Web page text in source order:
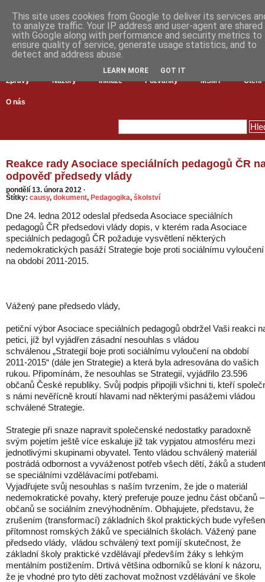
Zprávy Názory Inkluze Pozvánky MŠMT Čtení
O nás
Reakce rady Asociace speciálních pedagogů ČR
odpověď předsedy vlády
pondělí 13. února 2012 ·
Štítky: causy, dokument, Pedagogika, školství
Dne 24. ledna 2012 odeslal předseda Asociace speciálních
pedagogů ČR předsedovi vlády dopis, v kterém rada Asociace
speciálních pedagogů ČR požaduje vysvětlení některých
nedemokratických pasáží Strategie boje proti sociálnímu vyloučení
na období 2011-2015.
Vážený pane předsedo vlády,
petiční výbor Asociace speciálních pedagogů obdržel Vaši reakci
petici, jíž byl vyjádřen zásadní nesouhlas s vládou
schválenou „Strategií boje proti sociálnímu vyloučení na období
2011-2015“ (dále jen Strategie) a která byla adresována do vašich
rukou. Připomínám, že nesouhlas se Strategií, vyjádřilo 23.596
občanů České republiky. Svůj podpis připojili všichni ti, kteří
s námi nevěřícně kroutí hlavami nad některými pasážemi vládou
schválené Strategie.
Strategie při snaze napravit společenské nedostatky paradoxně
svým pojetím ještě více eskaluje již tak vypjatou atmosféru mezi
jednotlivými skupinami obyvatel. Tento vládou schválený materiál
postrádá odbornost a vyváženost potřeb všech dětí, žáků a
se speciálními vzdělávacími potřebami.
Vyjadřujete svůj nesouhlas s naším tvrzením, že jde o materiál
nedemokratické povahy, který preferuje pouze jednu část občanů –
občanů se sociálním znevýhodněním. Obhajujete, představu, že
zrušením (transformací) základních škol praktických bude
přítomnost romských žáků ve speciálních školách. Vážený pane
předsedo vlády, vládou schválený text pomíjí skutečnost, že
základní školy praktické vzdělávají především žáky s lehkým
mentálním postižením. Drtivá většina odborníků se kloní k názoru,
že je vhodné pro tyto děti zachovat možnost vzdělávání ve škole
This site uses cookies from Google to deliver its services
to analyze traffic. Your IP address and user-agent are shared
with Google along with performance and security metrics to
ensure quality of service, generate usage statistics, and to
detect and address abuse.
LEARN MORE GOT IT